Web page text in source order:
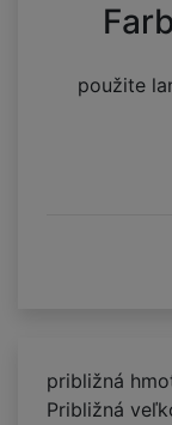
použite
približná
Približná